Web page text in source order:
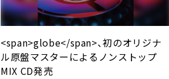
<span>globe</span>、初のオリジナ
ル原盤マスターによるノンストップ
MIX CD発売